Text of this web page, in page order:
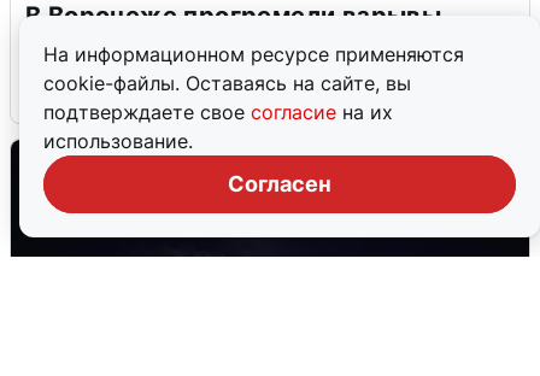
На информационном ресурсе применяются
cookie-файлы. Оставаясь на сайте, вы
подтверждаете свое согласие на их
использование.
Согласен
В Воронеже прогремели взрывы
после сигнала тревоги
5 августа 0